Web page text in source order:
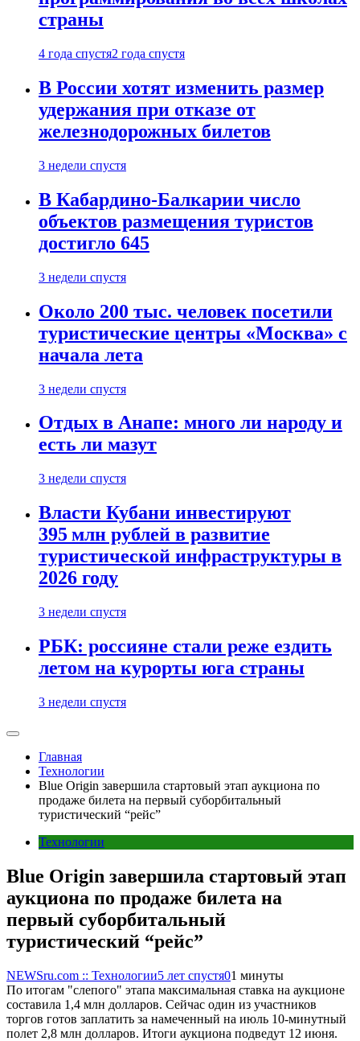
страны
4 года спустя2 года спустя
В России хотят изменить размер
удержания при отказе от
железнодорожных билетов
3 недели спустя
В Кабардино-Балкарии число
объектов размещения туристов
достигло 645
3 недели спустя
Около 200 тыс. человек посетили
туристические центры «Москва» с
начала лета
3 недели спустя
Отдых в Анапе: много ли народу и
есть ли мазут
3 недели спустя
Власти Кубани инвестируют
395 млн рублей в развитие
туристической инфраструктуры в
2026 году
3 недели спустя
РБК: россияне стали реже ездить
летом на курорты юга страны
3 недели спустя
Главная
Технологии
Blue Origin завершила стартовый этап аукциона по
продаже билета на первый суборбитальный
туристический “рейс”
Технологии
Blue Origin завершила стартовый этап
аукциона по продаже билета на
первый суборбитальный
туристический “рейс”
NEWSru.com :: Технологии5 лет спустя01 минуты
По итогам "слепого" этапа максимальная ставка на аукционе
составила 1,4 млн долларов. Сейчас один из участников
торгов готов заплатить за намеченный на июль 10-минутный
полет 2,8 млн долларов. Итоги аукциона подведут 12 июня.